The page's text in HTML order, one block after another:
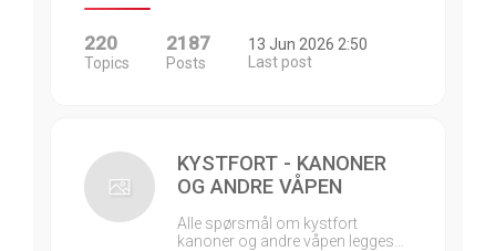
220
Topics
2187
Posts
13 Jun 2026 2:50
Last post
KYSTFORT - KANONER
OG ANDRE VÅPEN
Alle spørsmål om kystfort
kanoner og andre våpen legges…